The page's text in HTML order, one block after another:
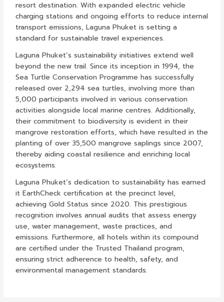
resort destination. With expanded electric vehicle
charging stations and ongoing efforts to reduce internal
transport emissions, Laguna Phuket is setting a
standard for sustainable travel experiences.
Laguna Phuket’s sustainability initiatives extend well
beyond the new trail. Since its inception in 1994, the
Sea Turtle Conservation Programme has successfully
released over 2,294 sea turtles, involving more than
5,000 participants involved in various conservation
activities alongside local marine centres. Additionally,
their commitment to biodiversity is evident in their
mangrove restoration efforts, which have resulted in the
planting of over 35,500 mangrove saplings since 2007,
thereby aiding coastal resilience and enriching local
ecosystems.
Laguna Phuket’s dedication to sustainability has earned
it EarthCheck certification at the precinct level,
achieving Gold Status since 2020. This prestigious
recognition involves annual audits that assess energy
use, water management, waste practices, and
emissions. Furthermore, all hotels within its compound
are certified under the Trusted Thailand program,
ensuring strict adherence to health, safety, and
environmental management standards.